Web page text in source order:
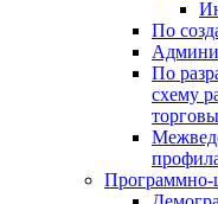
По
По
схему
Программно-